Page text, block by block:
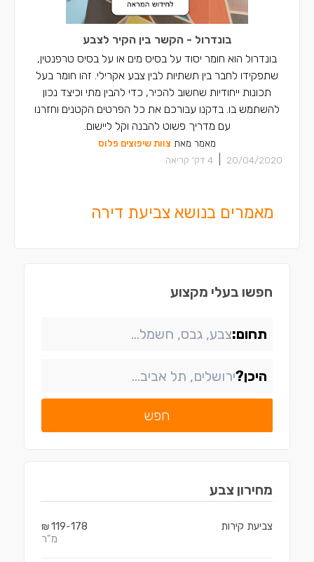
בונדרול - הקשר בין הקיר לצבע
בונדרול הוא חומר יסוד על בסיס מים או על בסיס טרפנטין,
שתפקידו לחבר בין תשתיות לבין צבע אקרילי. זהו חומר בעל
תכונות ייחודיות שחשוב להכיר, כדי להבין מתי וכיצד נכון
להשתמש בו. בדקנו עבורכם את כל הפרטים הקטנים וחזרנו
עם מדריך פשוט להבנה וקל ליישום.
מאמר מאת צוות שיפוצים פלוס
20/04/2020
4 דק' קריאה
מאמרים בנושא צביעת דירה
חפשו בעלי מקצוע
תחום:
היכן?
חפש
מחירון צבע
צביעת קירות 119-178
₪
מ"ר